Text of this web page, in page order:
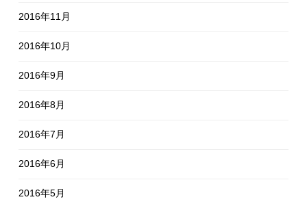
2016年11月
2016年10月
2016年9月
2016年8月
2016年7月
2016年6月
2016年5月